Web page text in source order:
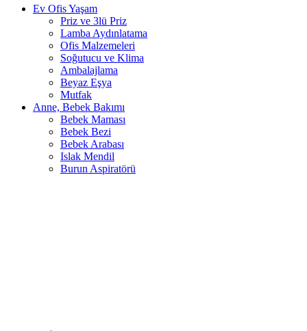
Ev Ofis Yaşam
Priz ve 3lü Priz
Lamba Aydınlatama
Ofis Malzemeleri
Soğutucu ve Klima
Ambalajlama
Beyaz Eşya
Mutfak
Anne, Bebek Bakımı
Bebek Maması
Bebek Bezi
Bebek Arabası
Islak Mendil
Burun Aspiratörü